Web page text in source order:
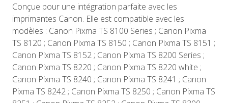
Conçue pour une intégration parfaite avec les
imprimantes Canon. Elle est compatible avec les
modèles : Canon Pixma TS 8100 Series ; Canon Pixma
TS 8120 ; Canon Pixma TS 8150 ; Canon Pixma TS 8151 ;
Canon Pixma TS 8152 ; Canon Pixma TS 8200 Series ;
Canon Pixma TS 8220 ; Canon Pixma TS 8220 white ;
Canon Pixma TS 8240 ; Canon Pixma TS 8241 ; Canon
Pixma TS 8242 ; Canon Pixma TS 8250 ; Canon Pixma TS